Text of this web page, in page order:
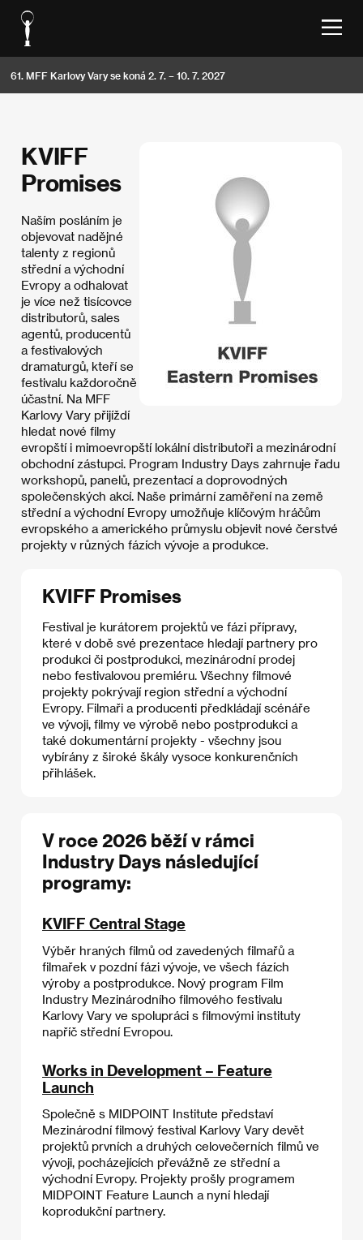
61. MFF Karlovy Vary se koná 2. 7. – 10. 7. 2027
KVIFF
Promises
Naším posláním je
objevovat nadějné
talenty z regionů
střední a východní
Evropy a odhalovat
je více než tisícovce
distributorů, sales
agentů, producentů
a festivalových
dramaturgů, kteří se
festivalu každoročně
účastní. Na MFF
Karlovy Vary přijíždí
hledat nové filmy
evropští i mimoevropští lokální distributoři a mezinárodní
obchodní zástupci. Program Industry Days zahrnuje řadu
workshopů, panelů, prezentací a doprovodných
společenských akcí. Naše primární zaměření na země
střední a východní Evropy umožňuje klíčovým hráčům
evropského a amerického průmyslu objevit nové čerstvé
projekty v různých fázích vývoje a produkce.
KVIFF Promises
Festival je kurátorem projektů ve fázi přípravy,
které v době své prezentace hledají partnery pro
produkci či postprodukci, mezinárodní prodej
nebo festivalovou premiéru. Všechny filmové
projekty pokrývají region střední a východní
Evropy. Filmaři a producenti předkládají scénáře
ve vývoji, filmy ve výrobě nebo postprodukci a
také dokumentární projekty - všechny jsou
vybírány z široké škály vysoce konkurenčních
přihlášek.
V roce 2026 běží v rámci
Industry Days následující
programy:
KVIFF Central Stage
Výběr hraných filmů od zavedených filmařů a
filmařek v pozdní fázi vývoje, ve všech fázích
výroby a postprodukce. Nový program Film
Industry Mezinárodního filmového festivalu
Karlovy Vary ve spolupráci s filmovými instituty
napříč střední Evropou.
Works in Development – Feature
Launch
Společně s MIDPOINT Institute představí
Mezinárodní filmový festival Karlovy Vary devět
projektů prvních a druhých celovečerních filmů ve
vývoji, pocházejících převážně ze střední a
východní Evropy. Projekty prošly programem
MIDPOINT Feature Launch a nyní hledají
koprodukční partnery.